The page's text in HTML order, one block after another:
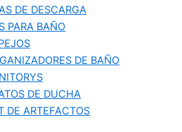
DE DESCARGA
PARA BAÑO
DE BAÑO
DE DUCHA
DE ARTEFACTOS